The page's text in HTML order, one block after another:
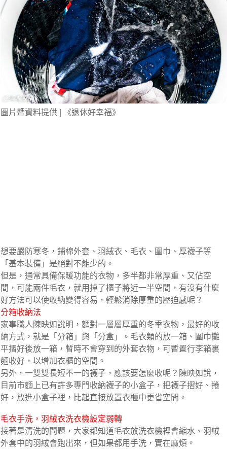
圖片暨資料提供 | 《退休好幸福》
想要嚴防寒冬，鋪棉外套、羽絨衣、毛衣、圍巾、厚襪子等
「基本裝備」是絕對不能少的。
但是，通常具備保暖功能的衣物，多半都非常厚重、又佔空
間，可能兩件毛衣，就用掉了櫃子將近一半空間，有沒有什麼
好方法可以使收納變得容易，輕鬆消除厚重的壓迫感呢？
分箱收納法
家事職人陳映如說明，麵對一層層厚重的冬季衣物，最好的收
納方式，就是「分箱」與「分盒」。毛衣類的放一箱、圍巾攤
平摺好後放一箱，暫時不會穿到的外套衣物，可暫置行李箱裏
麵收好，以增加衣櫃的空間。
另外，一雙雙長短不一的襪子，應該要怎麼收呢？陳映如說，
目前市麵上已有許多專門收納襪子的小盒子，把襪子摺好、捲
好，放進小盒子裡，比起直接放置衣櫃中更省空間。
毛衣手洗，羽絨衣洗衣機設定弱轉
接著是清洗的問題，大家都知道毛衣放洗衣機裡會縮水、羽絨
外套中的羽絨會跑出來，但如果都用手洗，實在麻煩。